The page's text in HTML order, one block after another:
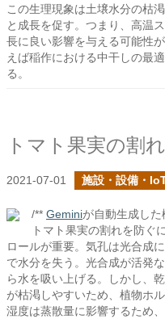
この生理現象は土壌水分の枯
と成長を促す。つまり、高温
長に良い影響を与える可能性
えば稲作における中干しの最
る。
2021-07-01 施設・設備・
/** Geminiが自動生成した
トマト果実の割れを防ぐ
ロールが重要。気孔は光合成
で水分を失う。光合成が活発
ら水を吸い上げる。しかし、
が枯渇しやすいため、植物ホ
湿度は蒸散量に影響するため